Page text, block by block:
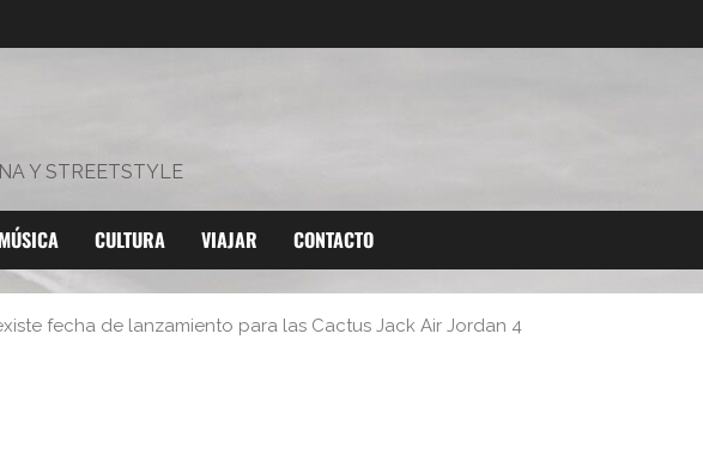
Y STREETSTYLE
MÚSICA CULTURA VIAJAR CONTACTO
fecha de lanzamiento para las Cactus Jack Air Jordan 4